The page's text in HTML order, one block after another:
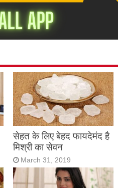
सेहत के लिए बेहद फायदेमंद है
मिश्री का सेवन
March 31, 2019